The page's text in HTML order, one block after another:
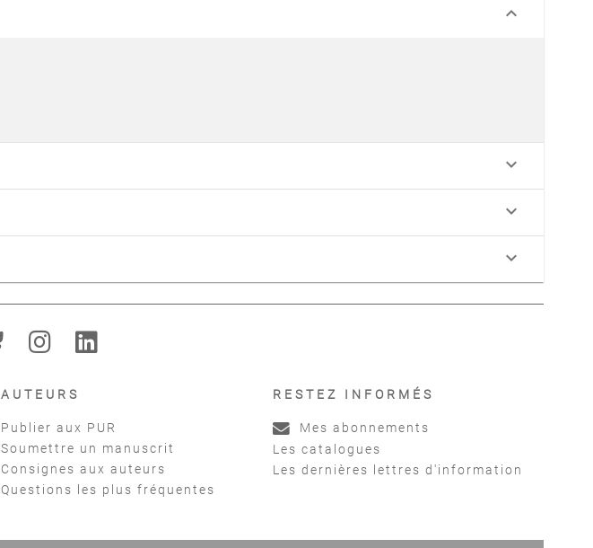
keyboard_arrow_down
keyboard_arrow_down
keyboard_arrow_down
keyboard_arrow_down
AUTEURS
Publier aux PUR
Soumettre un manuscrit
Consignes aux auteurs
Questions les plus fréquentes
RESTEZ INFORMÉS
Mes abonnements
Les catalogues
Les dernières lettres d'information